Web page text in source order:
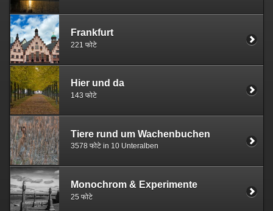
Frankfurt
221 फोटे
Hier und da
143 फोटे
Tiere rund um Wachenbuchen
3578 फोटे in 10 Unteralben
Monochrom & Experimente
25 फोटे